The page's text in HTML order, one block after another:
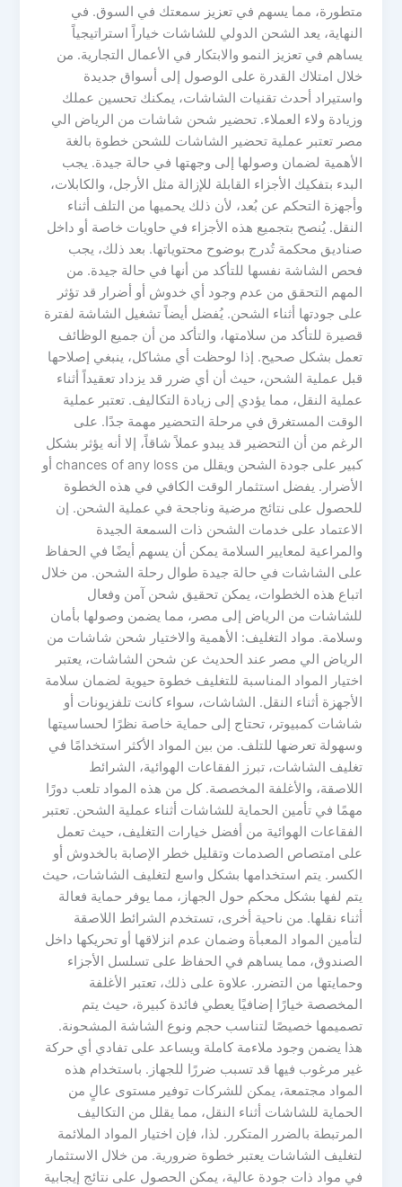
متطورة، مما يسهم في تعزيز سمعتك في السوق. في
النهاية، يعد الشحن الدولي للشاشات خياراً استراتيجياً
يساهم في تعزيز النمو والابتكار في الأعمال التجارية. من
خلال امتلاك القدرة على الوصول إلى أسواق جديدة
واستيراد أحدث تقنيات الشاشات، يمكنك تحسين عملك
وزيادة ولاء العملاء. تحضير شحن شاشات من الرياض الي
مصر تعتبر عملية تحضير الشاشات للشحن خطوة بالغة
الأهمية لضمان وصولها إلى وجهتها في حالة جيدة. يجب
البدء بتفكيك الأجزاء القابلة للإزالة مثل الأرجل، والكابلات،
وأجهزة التحكم عن بُعد، لأن ذلك يحميها من التلف أثناء
النقل. يُنصح بتجميع هذه الأجزاء في حاويات خاصة أو داخل
صناديق محكمة تُدرج بوضوح محتوياتها. بعد ذلك، يجب
فحص الشاشة نفسها للتأكد من أنها في حالة جيدة. من
المهم التحقق من عدم وجود أي خدوش أو أضرار قد تؤثر
على جودتها أثناء الشحن. يُفضل أيضاً تشغيل الشاشة لفترة
قصيرة للتأكد من سلامتها، والتأكد من أن جميع الوظائف
تعمل بشكل صحيح. إذا لوحظت أي مشاكل، ينبغي إصلاحها
قبل عملية الشحن، حيث أن أي ضرر قد يزداد تعقيداً أثناء
عملية النقل، مما يؤدي إلى زيادة التكاليف. تعتبر عملية
الوقت المستغرق في مرحلة التحضير مهمة جدًا. على
الرغم من أن التحضير قد يبدو عملاً شاقاً، إلا أنه يؤثر بشكل
كبير على جودة الشحن ويقلل من chances of any loss أو
الأضرار. يفضل استثمار الوقت الكافي في هذه الخطوة
للحصول على نتائج مرضية وناجحة في عملية الشحن. إن
الاعتماد على خدمات الشحن ذات السمعة الجيدة
والمراعية لمعايير السلامة يمكن أن يسهم أيضًا في الحفاظ
على الشاشات في حالة جيدة طوال رحلة الشحن. من خلال
اتباع هذه الخطوات، يمكن تحقيق شحن آمن وفعال
للشاشات من الرياض إلى مصر، مما يضمن وصولها بأمان
وسلامة. مواد التغليف: الأهمية والاختيار شحن شاشات من
الرياض الي مصر عند الحديث عن شحن الشاشات، يعتبر
اختيار المواد المناسبة للتغليف خطوة حيوية لضمان سلامة
الأجهزة أثناء النقل. الشاشات، سواء كانت تلفزيونات أو
شاشات كمبيوتر، تحتاج إلى حماية خاصة نظرًا لحساسيتها
وسهولة تعرضها للتلف. من بين المواد الأكثر استخدامًا في
تغليف الشاشات، تبرز الفقاعات الهوائية، الشرائط
اللاصقة، والأغلفة المخصصة. كل من هذه المواد تلعب دورًا
مهمًا في تأمين الحماية للشاشات أثناء عملية الشحن. تعتبر
الفقاعات الهوائية من أفضل خيارات التغليف، حيث تعمل
على امتصاص الصدمات وتقليل خطر الإصابة بالخدوش أو
الكسر. يتم استخدامها بشكل واسع لتغليف الشاشات، حيث
يتم لفها بشكل محكم حول الجهاز، مما يوفر حماية فعالة
أثناء نقلها. من ناحية أخرى، تستخدم الشرائط اللاصقة
لتأمين المواد المعبأة وضمان عدم انزلاقها أو تحريكها داخل
الصندوق، مما يساهم في الحفاظ على تسلسل الأجزاء
وحمايتها من التضرر. علاوة على ذلك، تعتبر الأغلفة
المخصصة خيارًا إضافيًا يعطي فائدة كبيرة، حيث يتم
تصميمها خصيصًا لتناسب حجم ونوع الشاشة المشحونة.
هذا يضمن وجود ملاءمة كاملة ويساعد على تفادي أي حركة
غير مرغوب فيها قد تسبب ضررًا للجهاز. باستخدام هذه
المواد مجتمعة، يمكن للشركات توفير مستوى عالٍ من
الحماية للشاشات أثناء النقل، مما يقلل من التكاليف
المرتبطة بالضرر المتكرر. لذا، فإن اختيار المواد الملائمة
لتغليف الشاشات يعتبر خطوة ضرورية. من خلال الاستثمار
في مواد ذات جودة عالية، يمكن الحصول على نتائج إيجابية